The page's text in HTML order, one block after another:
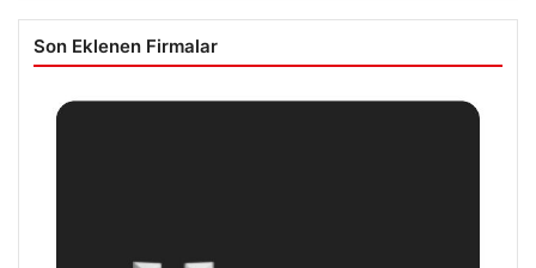
Son Eklenen Firmalar